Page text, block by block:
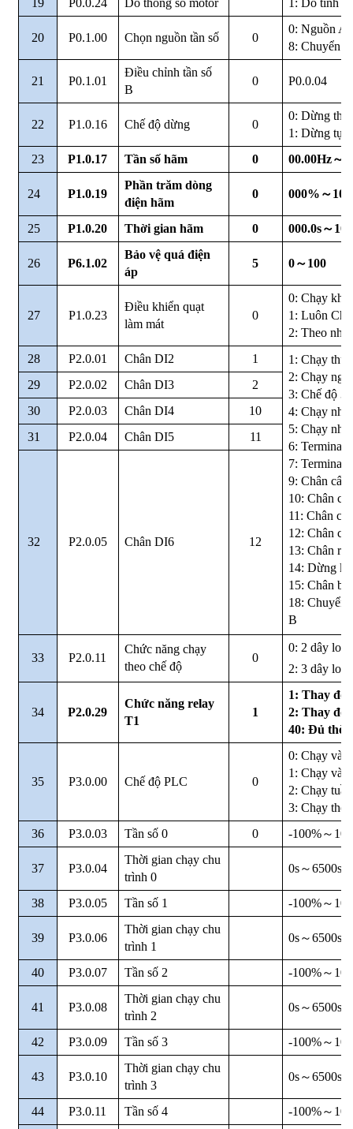
20 P0.1.00 Chọn nguồn tần số 0
0: Nguồn A
8: Chuyển
21 P0.1.01
Điều chỉnh tần số
B
0 P0.0.04
22 P1.0.16 Chế độ dừng 0
0: Dừng
1: Dừng tự
23
P1.0.17 Tần số hãm 0 00.00Hz～
24 P1.0.19
Phần trăm dòng
điện hãm
0 000% ～
25 P1.0.20 Thời gian hãm 0 000.0s～
26 P6.1.02
Bảo vệ quá điện
áp
5 0～100
27 P1.0.23
Điều khiển quạt
làm mát
0
0: Chạy khi
1: Luôn
2: Theo
28
P2.0.01 Chân DI2 1
1: Chạy
2: Chạy
3: Chế độ 3
4: Chạy
5: Chạy
6: Terminal
7: Terminal
9: Chân cấp
10: Chân
11: Chân
12: Chân
13: Chân
14: Dừng
15: Chân
18: Chuyển
B
29 P2.0.02 Chân DI3
2
30
P2.0.03 Chân DI4
10
31
P2.0.04 Chân DI5 11
32 P2.0.05 Chân DI6 12
33 P2.0.11
Chức năng chạy
theo chế độ
0
0: 2 dây loại
2: 3 dây loại
34 P2.0.29
Chức năng relay
T1
1
1: Thay
2: Thay
40: Đủ thời
35 P3.0.00 Chế độ PLC 0
0: Chạy và
1: Chạy và
2: Chạy
3: Chạy
36
P3.0.03 Tần số 0 0 -100%～
37 P3.0.04
Thời gian chạy chu
trình 0
0s～6500s
38 P3.0.05 Tần số 1 -100%～
39 P3.0.06
Thời gian chạy chu
trình 1
0s～6500s
40 P3.0.07 Tần số 2 -100%～
41 P3.0.08
Thời gian chạy chu
trình 2
0s～6500s
42 P3.0.09 Tần số 3 -100%～
43 P3.0.10
Thời gian chạy chu
trình 3
0s～6500s
44 P3.0.11 Tần số 4 -100%～